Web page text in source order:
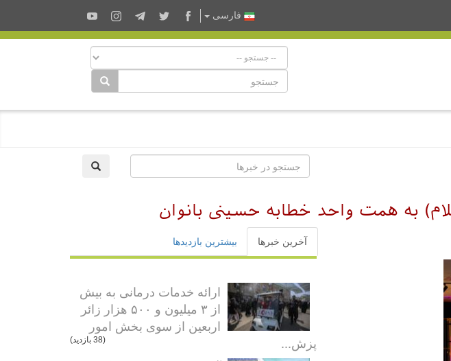
فارسى
به همت واحد خطابه حسینی بانوان
آخرین خبرها بیشترین بازدیدها
ارائه خدمات درمانی به بیش
از ۳ میلیون و ۵۰۰ هزار زائر
اربعین از سوی بخش امور
پزش...
(38 بازدید)